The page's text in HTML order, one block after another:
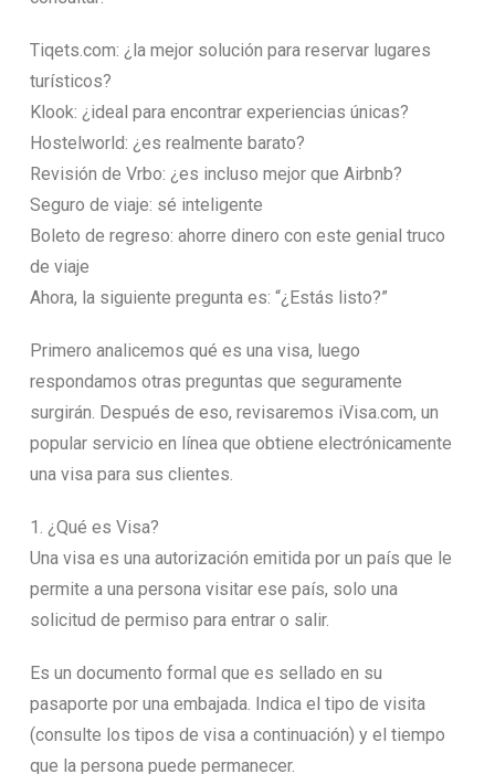
Tiqets.com: ¿la mejor solución para reservar lugares
turísticos?
Klook: ¿ideal para encontrar experiencias únicas?
Hostelworld: ¿es realmente barato?
Revisión de Vrbo: ¿es incluso mejor que Airbnb?
Seguro de viaje: sé inteligente
Boleto de regreso: ahorre dinero con este genial truco
de viaje
Ahora, la siguiente pregunta es: “¿Estás listo?”
Primero analicemos qué es una visa, luego
respondamos otras preguntas que seguramente
surgirán. Después de eso, revisaremos iVisa.com, un
popular servicio en línea que obtiene electrónicamente
una visa para sus clientes.
1. ¿Qué es Visa?
Una visa es una autorización emitida por un país que le
permite a una persona visitar ese país, solo una
solicitud de permiso para entrar o salir.
Es un documento formal que es sellado en su
pasaporte por una embajada. Indica el tipo de visita
(consulte los tipos de visa a continuación) y el tiempo
que la persona puede permanecer.